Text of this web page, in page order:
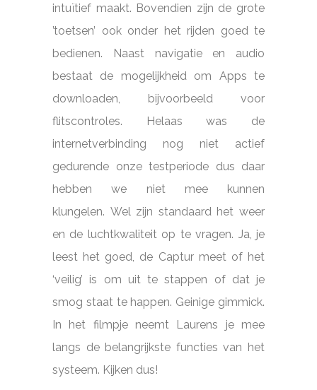
intuïtief maakt. Bovendien zijn de grote
’toetsen’ ook onder het rijden goed te
bedienen. Naast navigatie en audio
bestaat de mogelijkheid om Apps te
downloaden, bijvoorbeeld voor
flitscontroles. Helaas was de
internetverbinding nog niet actief
gedurende onze testperiode dus daar
hebben we niet mee kunnen
klungelen. Wel zijn standaard het weer
en de luchtkwaliteit op te vragen. Ja, je
leest het goed, de Captur meet of het
‘veilig’ is om uit te stappen of dat je
smog staat te happen. Geinige gimmick.
In het filmpje neemt Laurens je mee
langs de belangrijkste functies van het
systeem. Kijken dus!